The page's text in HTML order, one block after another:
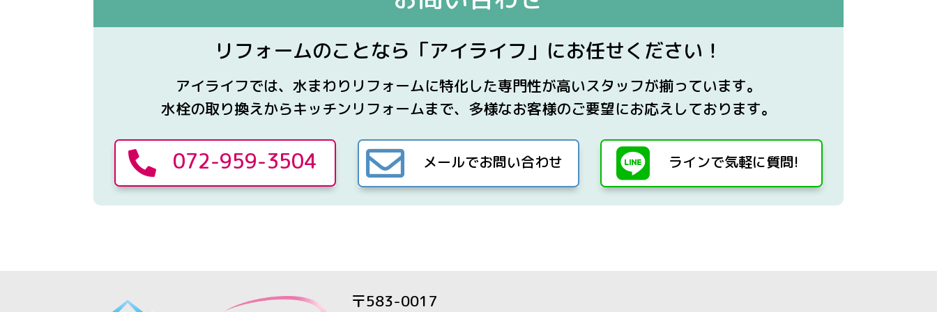
リフォームのことなら 「アイライフ」にお任せください！
アイライフでは、水まわりリフォームに特化した専門性が高いスタッフが揃っています。
水栓の取り換えからキッチンリフォームまで、多様なお客様のご要望にお応えしております。
 072-959-3504  メールでお問い合わせ  ラインで気軽に質問!
〒583-0017